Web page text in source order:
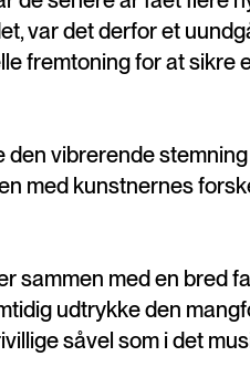
var det derfor et
fremtoning for at sikre
den vibrerende
med kunstnernes
sammen med en bred
udtrykke den
såvel som i det